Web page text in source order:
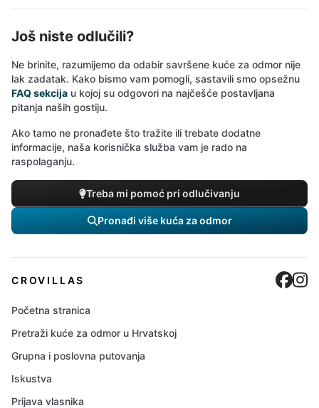
Još niste odlučili?
Ne brinite, razumijemo da odabir savršene kuće za odmor nije
lak zadatak. Kako bismo vam pomogli, sastavili smo opsežnu
FAQ sekcija u kojoj su odgovori na najčešće postavljana
pitanja naših gostiju.
Ako tamo ne pronađete što tražite ili trebate dodatne
informacije, naša korisnička služba vam je rado na
raspolaganju.
Treba mi pomoć pri odlučivanju
Pronađi više kuća za odmor
CROVILLAS
Početna stranica
Pretraži kuće za odmor u Hrvatskoj
Grupna i poslovna putovanja
Iskustva
Prijava vlasnika